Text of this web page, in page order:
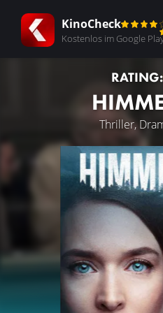
KinoCheck
Kostenlos im Google
RATING:
Thriller,